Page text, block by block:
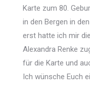
Karte zum 80.
in den Bergen in
erst hatte ich mir
Alexandra Renke
für die Karte und
Ich wünsche Euch